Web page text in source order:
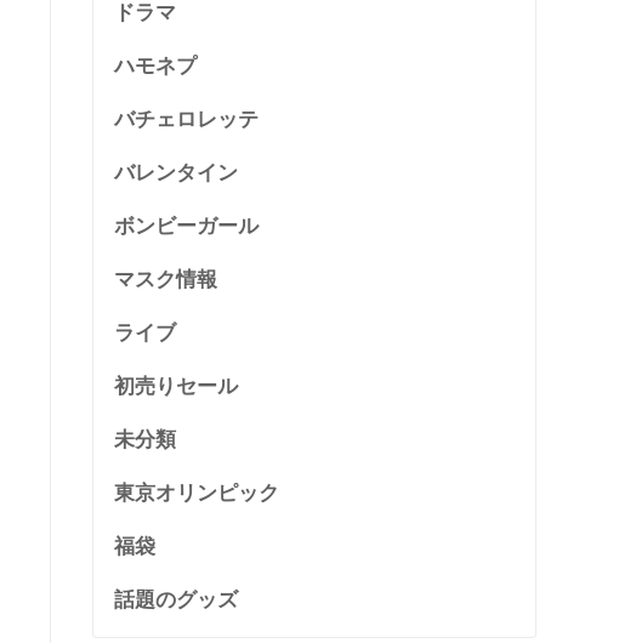
ドラマ
ハモネプ
バチェロレッテ
バレンタイン
ボンビーガール
マスク情報
ライブ
初売りセール
未分類
東京オリンピック
福袋
話題のグッズ